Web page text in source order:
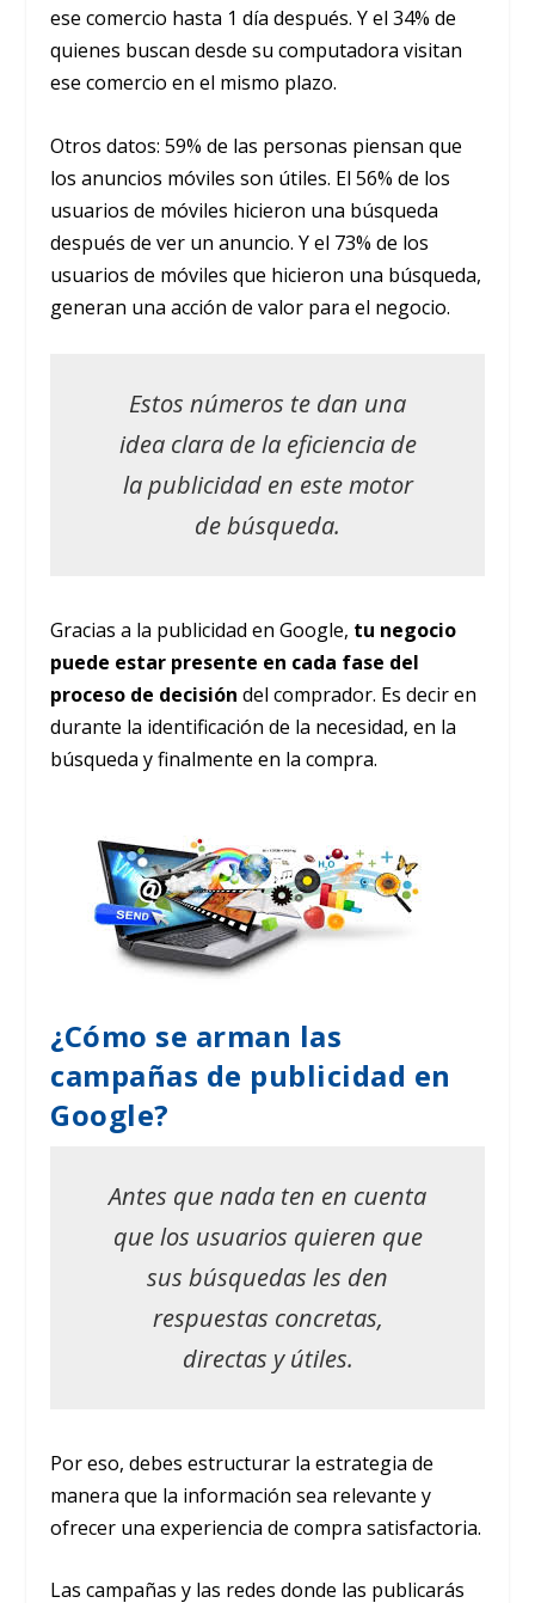
ese comercio hasta 1 día después. Y el 34% de
quienes buscan desde su computadora visitan
ese comercio en el mismo plazo.
Otros datos: 59% de las personas piensan que
los anuncios móviles son útiles. El 56% de los
usuarios de móviles hicieron una búsqueda
después de ver un anuncio. Y el 73% de los
usuarios de móviles que hicieron una búsqueda,
generan una acción de valor para el negocio.
Estos números te dan una
idea clara de la eficiencia de
la publicidad en este motor
de búsqueda.
Gracias a la publicidad en Google, tu negocio
puede estar presente en cada fase del
proceso de decisión del comprador. Es decir en
durante la identificación de la necesidad, en la
búsqueda y finalmente en la compra.
¿Cómo se arman las
campañas de publicidad en
Google?
Antes que nada ten en cuenta
que los usuarios quieren que
sus búsquedas les den
respuestas concretas,
directas y útiles.
Por eso, debes estructurar la estrategia de
manera que la información sea relevante y
ofrecer una experiencia de compra satisfactoria.
Las campañas y las redes donde las publicarás